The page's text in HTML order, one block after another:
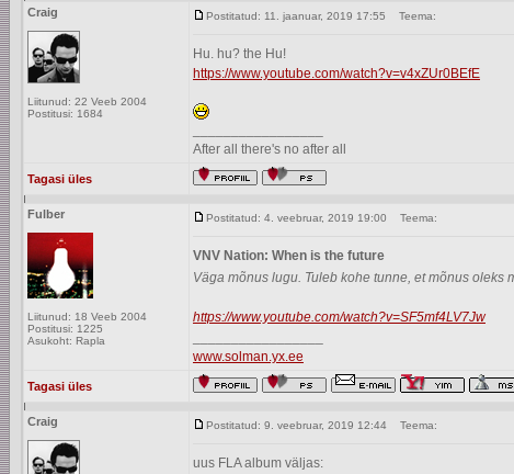
Craig
Liitunud: 22 Veeb 2004
Postitusi: 1684
Postitatud: 11. jaanuar, 2019 17:55 Teema:
Hu. hu? the Hu!
https://www.youtube.com/watch?v=v4xZUr0BEfE
After all there's no after all
Tagasi üles
Fulber
Liitunud: 18 Veeb 2004
Postitusi: 1225
Asukoht: Rapla
Postitatud: 4. veebruar, 2019 19:00 Teema:
VNV Nation: When is the future
Väga mõnus lugu. Tuleb kohe tunne, et mõnus
https://www.youtube.com/watch?v=SF5mf4LV7Jw
www.solman.yx.ee
Tagasi üles
Craig Postitatud: 9. veebruar, 2019 12:44 Teema:
uus FLA album väljas: